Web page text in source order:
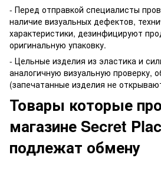
- Перед отправкой специалисты
наличие визуальных дефектов,
характеристики, дезинфицируют
оригинальную упаковку.
- Цельные изделия из эластика и
аналогичную визуальную проверку,
(запечатанные изделия не
Товары которые
магазине Secret
подлежат обмену